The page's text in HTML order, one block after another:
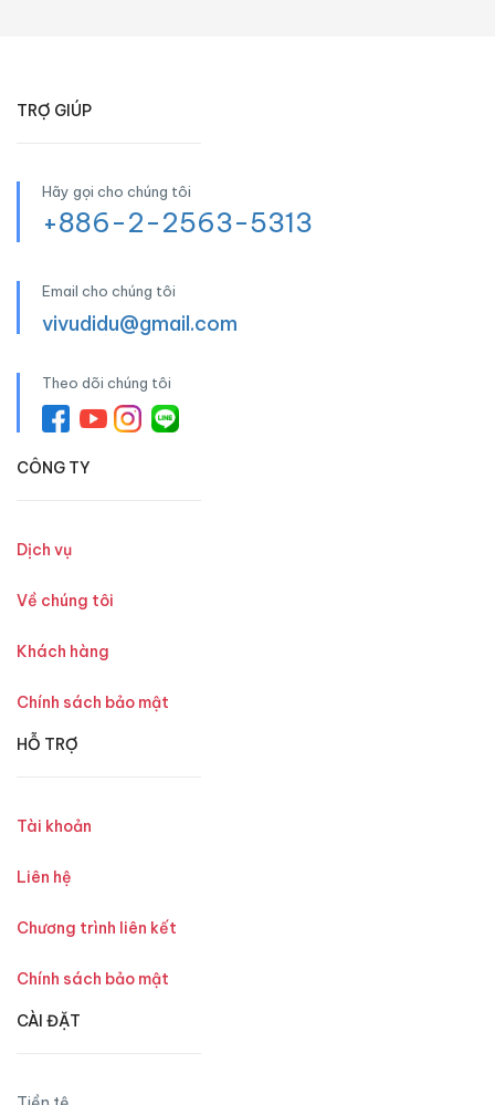
TRỢ GIÚP
Hãy gọi cho chúng tôi
+886-2-2563-5313
Email cho chúng tôi
vivudidu@gmail.com
Theo dõi chúng tôi
CÔNG TY
Dịch vụ
Về chúng tôi
Khách hàng
Chính sách bảo mật
HỖ TRỢ
Tài khoản
Liên hệ
Chương trình liên kết
Chính sách bảo mật
CÀI ĐẶT